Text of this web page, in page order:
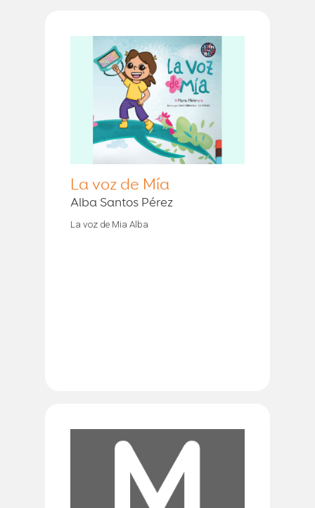
La voz de Mía
Alba Santos Pérez
La voz de Mia Alba